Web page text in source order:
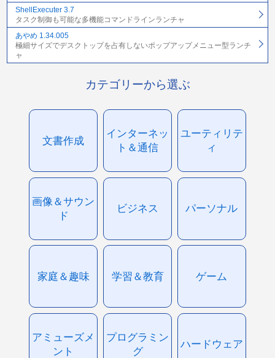
ShellExecuter 3.7
タスク制御も可能な多機能コマンドラインランチャ
あやめ 1.34.005
極細サイズでデスクトップを占有しないポップアップメニュー型ランチ
ャ
カテゴリーから選ぶ
文書作成
インターネッ
ト＆通信
ユーティリテ
ィ
画像＆サウン
ド
ビジネス パーソナル
家庭＆趣味 学習＆教育 ゲーム
アミューズメ
ント
プログラミン
グ
ハードウェア